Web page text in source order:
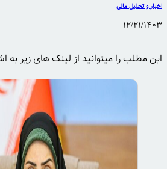
اخبار و تحلیل مالی
12/21/1403
این مطلب را میتوانید از لینک های زیر به